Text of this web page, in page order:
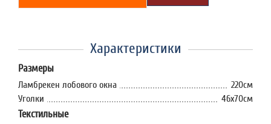
Характеристики
Размеры
Ламбрекен лобового окна
220см
Уголки
46x70см
Текстильные